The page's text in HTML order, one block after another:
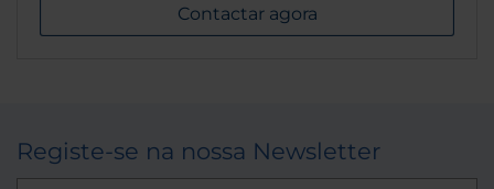
Contactar agora
Registe-se na nossa Newsletter